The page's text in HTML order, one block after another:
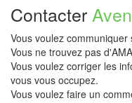
Contacter
Vous voulez communiquer
Vous ne trouvez pas
Vous voulez corriger les
vous vous occupez.
Vous voulez faire un